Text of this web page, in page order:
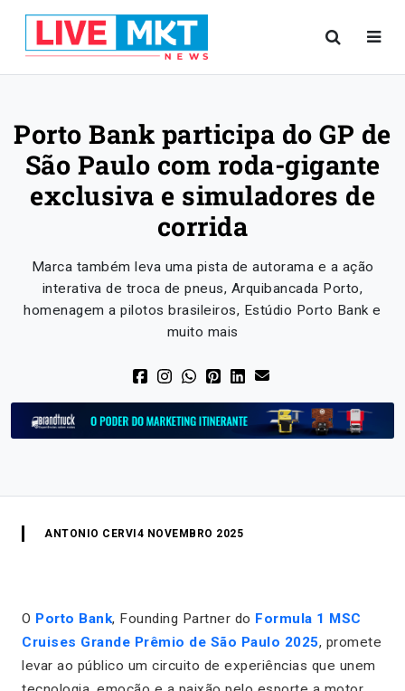
Porto Bank participa do GP de
São Paulo com roda-gigante
exclusiva e simuladores de
corrida
Marca também leva uma pista de autorama e a ação
interativa de troca de pneus, Arquibancada Porto,
homenagem a pilotos brasileiros, Estúdio Porto Bank e
muito mais
ANTONIO CERVI4 NOVEMBRO 2025
O Porto Bank, Founding Partner do Formula 1 MSC
Cruises Grande Prêmio de São Paulo 2025, promete
levar ao público um circuito de experiências que unem